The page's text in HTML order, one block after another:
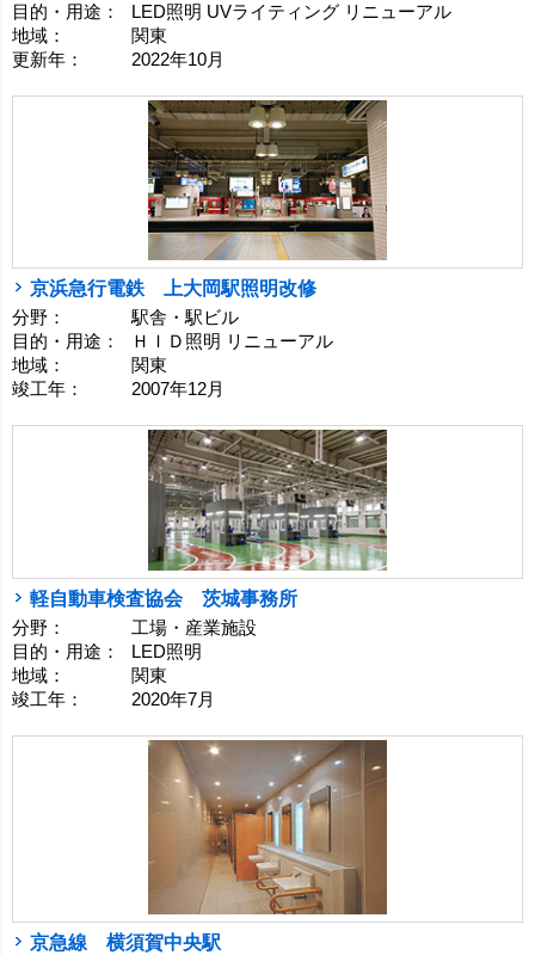
目的・用途：
LED照明 UVライティング リニューアル
地域：
関東
更新年：
2022年10月
京浜急行電鉄 上大岡駅照明改修
分野：
駅舎・駅ビル
目的・用途：
ＨＩＤ照明 リニューアル
地域：
関東
竣工年：
2007年12月
軽自動車検査協会 茨城事務所
分野：
工場・産業施設
目的・用途：
LED照明
地域：
関東
竣工年：
2020年7月
京急線 横須賀中央駅